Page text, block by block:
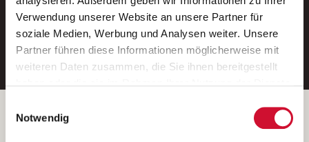
Verwendung unserer Website an unsere Partner für
soziale Medien, Werbung und Analysen weiter. Unsere
Partner führen diese Informationen möglicherweise mit
weiteren Daten zusammen, die Sie ihnen bereitgestellt
Wenn Sie auf „Cookies zulassen“ klicken, so stimmen
Sie der Speicherung sämtlicher Cookies zu. Sie können
Notwendig
Jobs.
E-Mail-Adresse eintragen
Betreiber der Webseite